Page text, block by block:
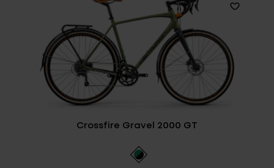
Crossfire Gravel 2000 GT